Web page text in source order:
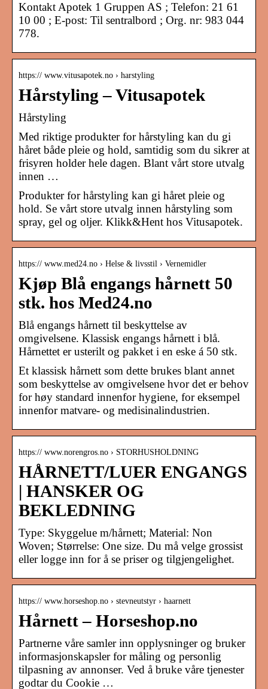
Kontakt Apotek 1 Gruppen AS ; Telefon: 21 61
10 00 ; E-post: Til sentralbord ; Org. nr: 983 044
778.
https:// www.vitusapotek.no › harstyling
Hårstyling – Vitusapotek
Hårstyling
Med riktige produkter for hårstyling kan du gi
håret både pleie og hold, samtidig som du sikrer at
frisyren holder hele dagen. Blant vårt store utvalg
innen …
Produkter for hårstyling kan gi håret pleie og
hold. Se vårt store utvalg innen hårstyling som
spray, gel og oljer. Klikk&Hent hos Vitusapotek.
https:// www.med24.no › Helse & livsstil › Vernemidler
Kjøp Blå engangs hårnett 50
stk. hos Med24.no
Blå engangs hårnett til beskyttelse av
omgivelsene. Klassisk engangs hårnett i blå.
Hårnettet er usterilt og pakket i en eske á 50 stk.
Et klassisk hårnett som dette brukes blant annet
som beskyttelse av omgivelsene hvor det er behov
for høy standard innenfor hygiene, for eksempel
innenfor matvare- og medisinalindustrien.
https:// www.norengros.no › STORHUSHOLDNING
HÅRNETT/LUER ENGANGS
| HANSKER OG
BEKLEDNING
Type: Skyggelue m/hårnett; Material: Non
Woven; Størrelse: One size. Du må velge grossist
eller logge inn for å se priser og tilgjengelighet.
https:// www.horseshop.no › stevneutstyr › haarnett
Hårnett – Horseshop.no
Partnerne våre samler inn opplysninger og bruker
informasjonskapsler for måling og personlig
tilpasning av annonser. Ved å bruke våre tjenester
godtar du Cookie …